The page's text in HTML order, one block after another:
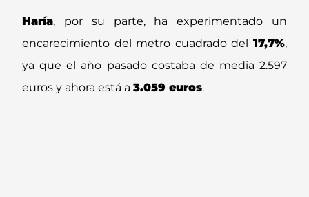
Haría, por su parte, ha experimentado un
encarecimiento del metro cuadrado del 17,7%,
ya que el año pasado costaba de media 2.597
euros y ahora está a 3.059 euros.